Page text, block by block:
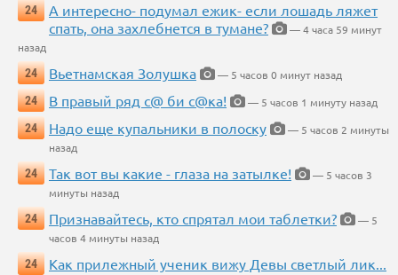
24
А интересно- подумал ежик- если лошадь ляжет
спать, она захлебнется в тумане?
— 4 часа 59 минут
назад
24
Вьетнамская Золушка
— 5 часов 0 минут назад
24
В правый ряд с@ би с@ка!
— 5 часов 1 минуту назад
24
Надо еще купальники в полоску
— 5 часов 2 минуты
назад
24
Так вот вы какие - глаза на затылке!
— 5 часов 3
минуты назад
24
Признавайтесь, кто спрятал мои таблетки?
— 5
часов 4 минуты назад
24
Как прилежный ученик вижу Девы светлый лик...